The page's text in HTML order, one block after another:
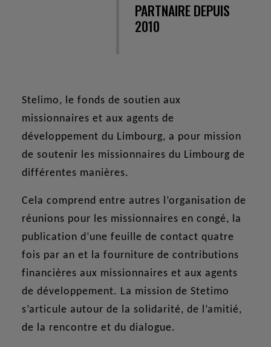
PARTNAIRE DEPUIS
2010
Stelimo, le fonds de soutien aux
missionnaires et aux agents de
développement du Limbourg, a pour mission
de soutenir les missionnaires du Limbourg de
différentes manières.
Cela comprend entre autres l’organisation de
réunions pour les missionnaires en congé, la
publication d’une feuille de contact quatre
fois par an et la fourniture de contributions
financières aux missionnaires et aux agents
de développement. La mission de Stetimo
s’articule autour de la solidarité, de l’amitié,
de la rencontre et du dialogue.